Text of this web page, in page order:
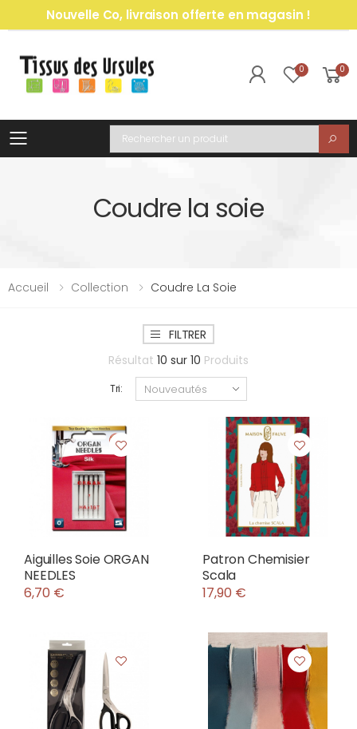
Nouvelle Co, livraison offerte en magasin !
0 0
Toggle mobile menu
Recherche
Coudre la soie
Accueil Collection Coudre La Soie
FILTRER
Résultat 10 sur 10 Produits
Tri:
Aiguilles Soie ORGAN
NEEDLES
6,70 €
Patron Chemisier
Scala
17,90 €